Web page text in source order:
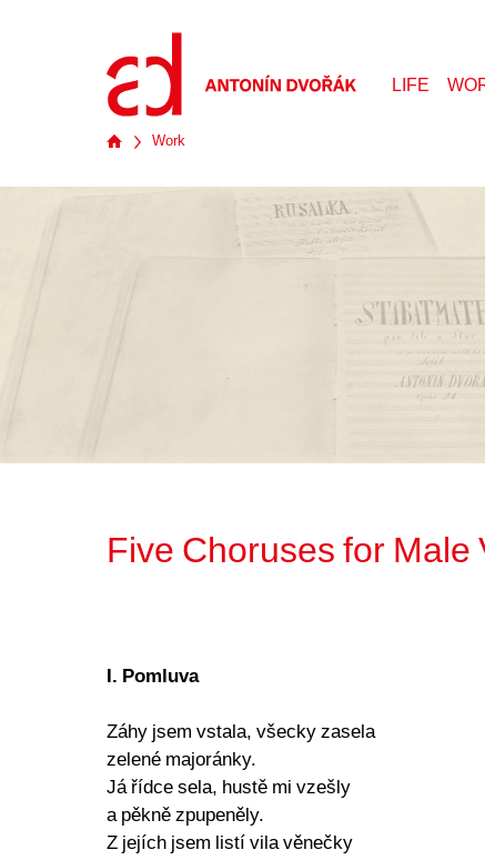
LIFE
Work
Five Choruses for Male
I. Pomluva
Záhy jsem vstala, všecky zasela
zelené majoránky.
Já řídce sela, hustě mi vzešly
a pěkně zpupeněly.
Z jejích jsem listí vila věnečky